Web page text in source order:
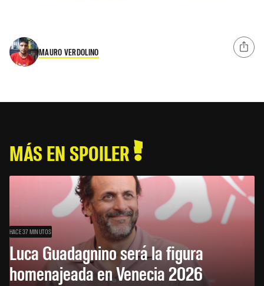
MAURO VERDOLINO
MÁS EN SPOILER
HACE 37 MINUTOS
Luca Guadagnino será la figura
homenajeada en Venecia 2026